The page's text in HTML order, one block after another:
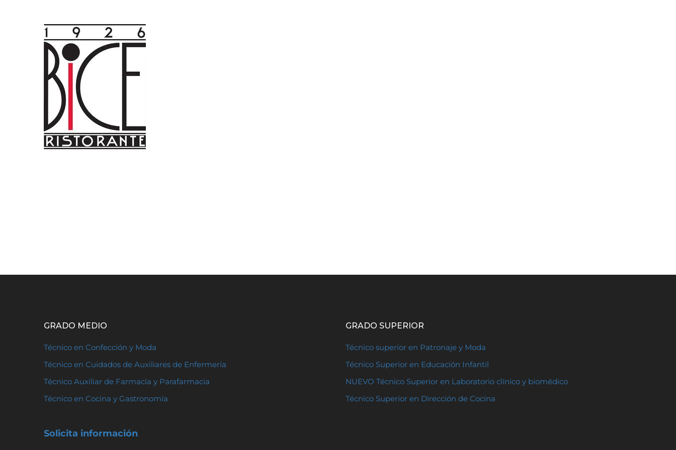
GRADO MEDIO
Técnico en Confección y Moda
Técnico en Cuidados de Auxiliares de Enfermería
Técnico Auxiliar de Farmacia y Parafarmacia
Técnico en Cocina y Gastronomía
GRADO SUPERIOR
Técnico superior en Patronaje y Moda
Técnico Superior en Educación Infantil
NUEVO Técnico Superior en Laboratorio clínico y biomédico
Técnico Superior en Dirección de Cocina
Solicita información